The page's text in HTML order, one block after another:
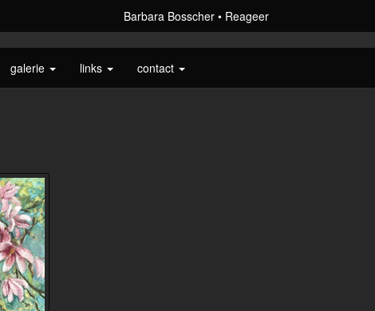
Barbara Bosscher Reageer
galerie links contact